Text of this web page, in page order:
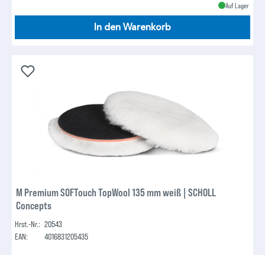
Auf Lager
In den Warenkorb
M Premium SOFTouch TopWool 135 mm weiß | SCHOLL
Concepts
Hrst.-Nr.: 20543
EAN:
4016831205435